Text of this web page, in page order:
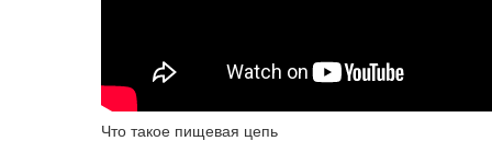
Что такое пищевая цепь